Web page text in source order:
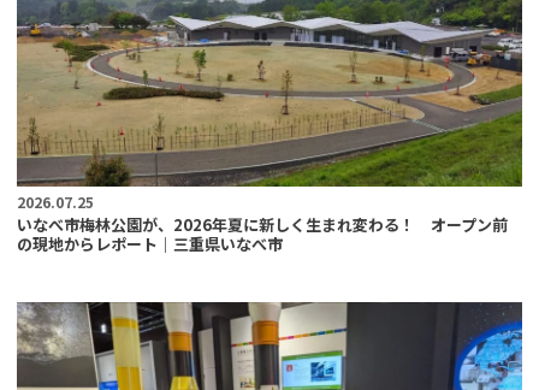
2026.07.25
いなべ市梅林公園が、2026年夏に新しく生まれ変わる！ オープン前
の現地からレポート｜三重県いなべ市